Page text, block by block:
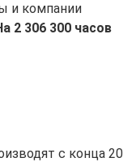
и компании
2 306 300 часов
с конца 20